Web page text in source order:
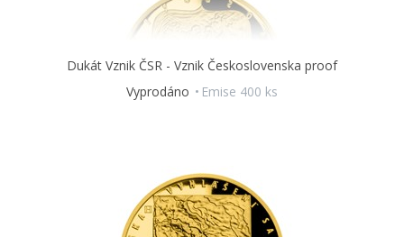
Dukát Vznik ČSR - Vznik Československa proof
Vyprodáno
Emise 400 ks